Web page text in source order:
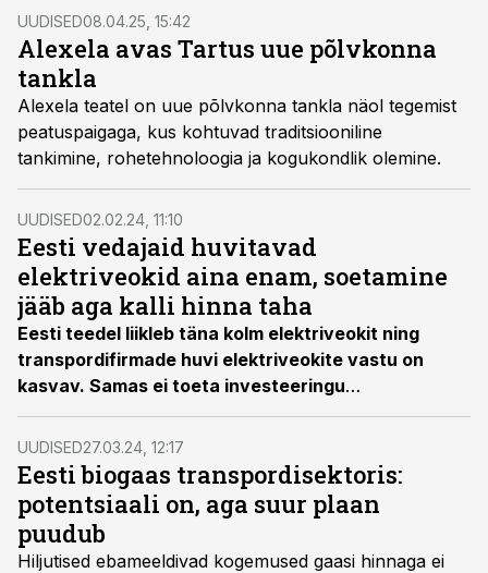
tanklat, mis saavad ka ulatusliku elektrikatkestuse
korral jätkata teenuse pakkumist.
UUDISED08.04.25, 15:42
Alexela avas Tartus uue põlvkonna
tankla
Alexela teatel on uue põlvkonna tankla näol tegemist
peatuspaigaga, kus kohtuvad traditsiooniline
tankimine, rohetehnoloogia ja kogukondlik olemine.
UUDISED02.02.24, 11:10
Eesti vedajaid huvitavad
elektriveokid aina enam, soetamine
jääb aga kalli hinna taha
Eesti teedel liikleb täna kolm elektriveokit ning
transpordifirmade huvi elektriveokite vastu on
kasvav. Samas ei toeta investeeringu
kapitalimahukus ega ka olemasolev
laadimisvõrgustik täna veel nende laiapõhjalisemat
kasutust.
UUDISED27.03.24, 12:17
Eesti biogaas transpordisektoris:
potentsiaali on, aga suur plaan
puudub
Hiljutised ebameeldivad kogemused gaasi hinnaga ei